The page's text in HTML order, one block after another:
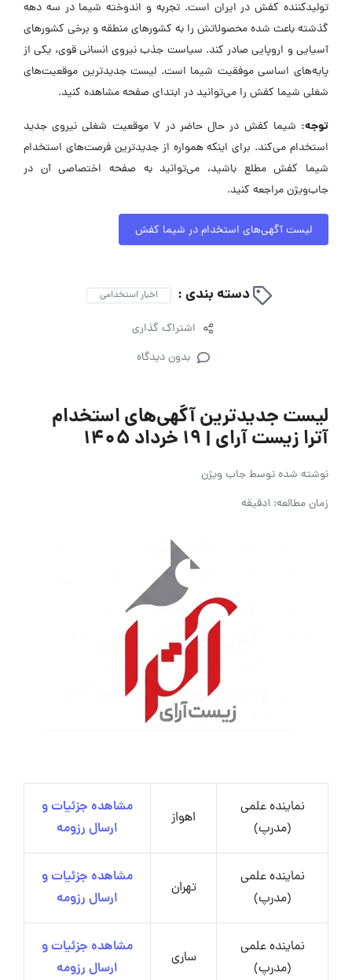
تولیدکننده کفش در ایران است. تجربه و اندوخته شیما در سه دهه
گذشته باعث شده محصولاتش را به کشورهای منطقه و برخی کشورهای
آسیایی و اروپایی صادر کند. سیاست جذب نیروی انسانی قوی، یکی از
پایه‌های اساسی موفقیت شیما است. لیست جدیدترین موقعیت‌های
شغلی شیما کفش را می‌توانید در ابتدای صفحه مشاهده کنید.
توجه:
شیما کفش در حال حاضر در ۷ موقعیت شغلی نیروی جدید
استخدام می‌کند. برای اینکه همواره از جدیدترین فرصت‌های استخدام
شیما کفش مطلع باشید، می‌توانید به صفحه اختصاصی آن در
جاب‌ویژن مراجعه کنید.
لیست آگهی‌های استخدام در شیما کفش
دسته بندی : اخبار استخدامی
اشتراک گذاری
بدون دیدگاه
لیست جدیدترین آگهی‌های استخدام
آترا زیست آرای | ۱۹ خرداد ۱۴۰۵
نوشته شده توسطجاب ویژن
زمان مطالعه: 1دقیقه
نماینده علمی
(مدرپ)
اهواز
مشاهده جزئیات و
ارسال رزومه
نماینده علمی
(مدرپ)
تهران
مشاهده جزئیات و
ارسال رزومه
نماینده علمی
(مدرپ)
ساری
مشاهده جزئیات و
ارسال رزومه